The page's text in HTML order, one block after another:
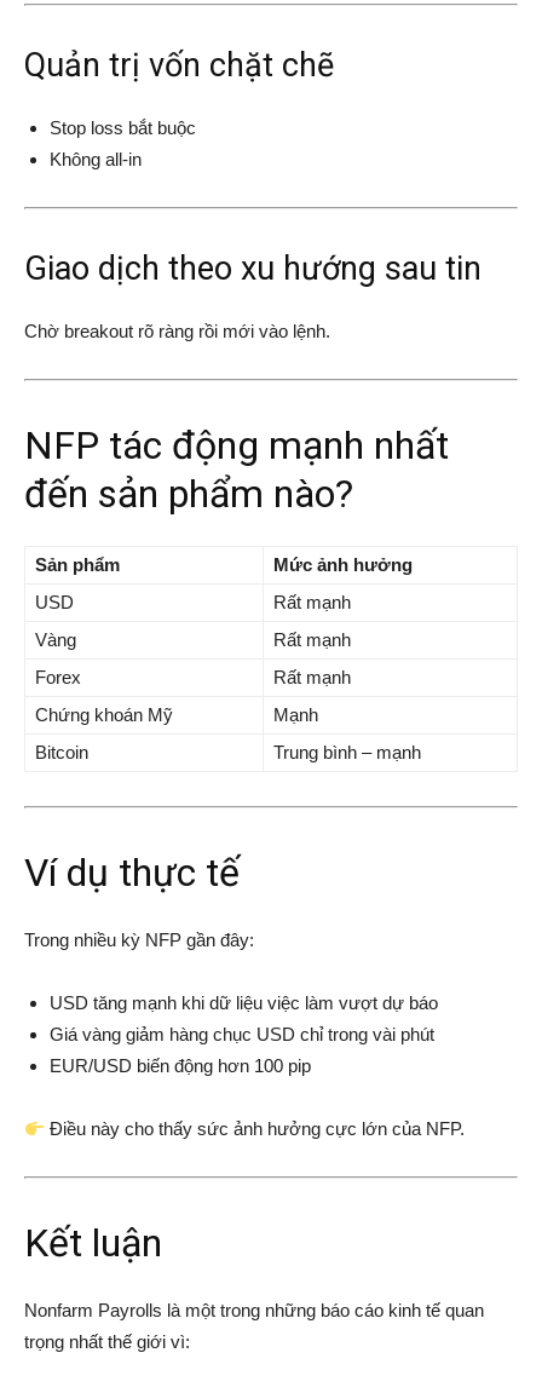
Quản trị vốn chặt chẽ
Stop loss bắt buộc
Không all-in
Giao dịch theo xu hướng sau tin
Chờ breakout rõ ràng rồi mới vào lệnh.
NFP tác động mạnh nhất
đến sản phẩm nào?
Sản phẩm
Mức ảnh hưởng
USD
Rất mạnh
Vàng
Rất mạnh
Forex
Rất mạnh
Chứng khoán Mỹ
Mạnh
Bitcoin
Trung bình – mạnh
Ví dụ thực tế
Trong nhiều kỳ NFP gần đây:
USD tăng mạnh khi dữ liệu việc làm vượt dự báo
Giá vàng giảm hàng chục USD chỉ trong vài phút
EUR/USD biến động hơn 100 pip
Điều này cho thấy sức ảnh hưởng cực lớn của NFP.
Kết luận
Nonfarm Payrolls là một trong những báo cáo kinh tế quan
trọng nhất thế giới vì: